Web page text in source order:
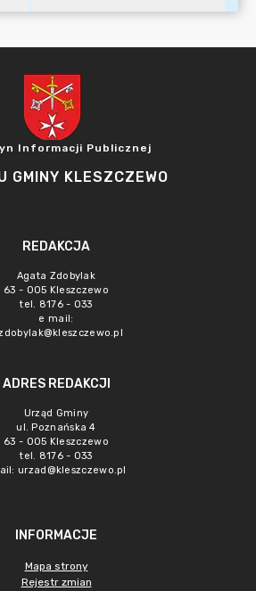
Informacji Publicznej
GMINY KLESZCZEWO
REDAKCJA
Agata Zdobylak
63 - 005 Kleszczewo
tel. 8176 - 033
e mail:
ADRES REDAKCJI
Urząd Gminy
ul. Poznańska 4
63 - 005 Kleszczewo
tel. 8176 - 033
urzad@kleszczewo.pl
INFORMACJE
Mapa strony
Rejestr zmian